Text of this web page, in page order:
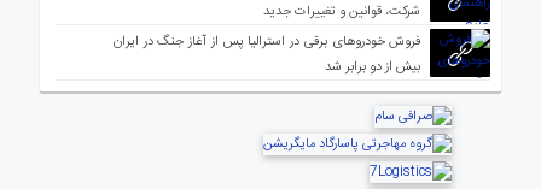
شرکت، قوانین و تغییرات جدید
فروش خودروهای برقی در استرالیا پس از آغاز جنگ در ایران
بیش از دو برابر شد